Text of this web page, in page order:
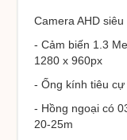
Camera AHD
- Cảm biến 1.3
1280 x 960px
- Ống kính tiêu
- Hồng ngoại có
20-25m